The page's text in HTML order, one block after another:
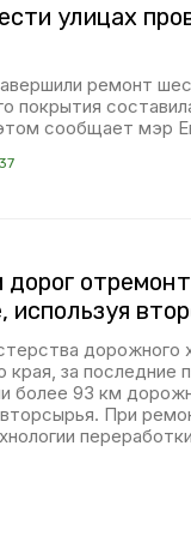
улицах
ремонт
покрытия
сообщает мэр
дорог
используя
дорожного
края, за последние
более 93 км
При